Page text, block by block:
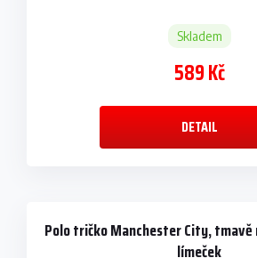
Skladem
589 Kč
DETAIL
Polo tričko Manchester City, tmavě
límeček